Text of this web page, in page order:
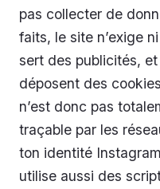
pas collecter de
faits, le site n’exige
sert des publicités,
déposent des
n’est donc pas
traçable par les
ton identité
utilise aussi des